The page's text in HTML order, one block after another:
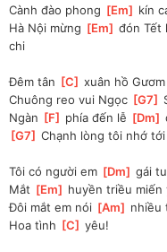
Cành đào phong [Em kín
Hà Nội mừng [Em ] đón Tết
chi
Đêm tân [C ] xuân hồ
Chuông reo vui Ngọc [G7
Ngàn [F phía đến lễ [Dm ]
[G7 ] Chạnh lòng tôi nhớ
Tôi có người em [Dm ] gái
Mắt [Em huyền triều miến
Đôi mắt em nói [Am nhiều
Hoa tình [C ] yêu!